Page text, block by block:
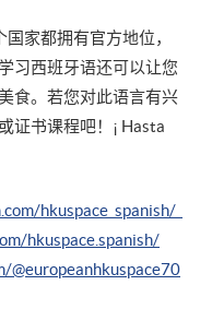
家都拥有官方地位，
习西班牙语还可以让您
食。若您对此语言有兴
证书课程吧！¡ Hasta
hkuspace_spanish/
hkuspace.spanish/
@europeanhkuspace70